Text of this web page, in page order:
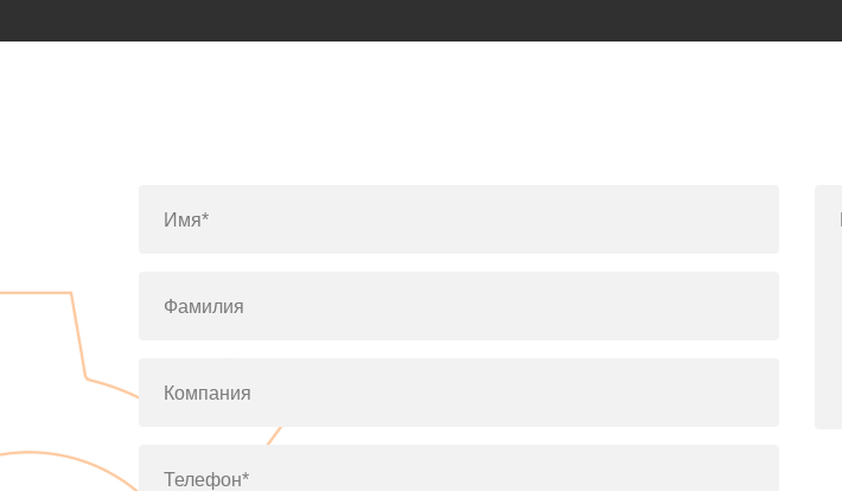
Имя*
Фамилия
Компания
Телефон*